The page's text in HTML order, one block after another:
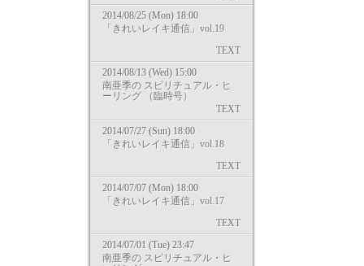
2014/08/25 (Mon) 18:00
「きれいレイキ通信」vol.19
TEXT
2014/08/13 (Wed) 15:00
南亜季の スピリチュアル・ヒ
ーリング （臨時号）
TEXT
2014/07/27 (Sun) 18:00
「きれいレイキ通信」vol.18
TEXT
2014/07/07 (Mon) 18:00
「きれいレイキ通信」vol.17
TEXT
2014/07/01 (Tue) 23:47
南亜季の スピリチュアル・ヒ